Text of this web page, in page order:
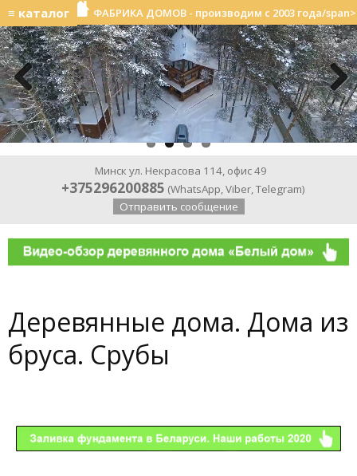
≡ каталог ФАБРИКА ДОМОВ - производим с 2003 года/span>
Previ
ous
Next
Минск ул. Некрасова 114, офис 49
+375296200885 (WhatsApp,Viber,Telegram)
Отправить сообщение
Деревянные дома. Дома из
бруса. Срубы